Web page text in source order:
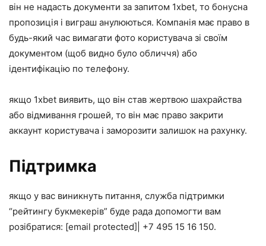
він не надасть документи за запитом 1xbet, то бонусна
пропозиція і виграш анулюються. Компанія має право в
будь-який час вимагати фото користувача зі своїм
документом (щоб видно було обличчя) або
ідентифікацію по телефону.
якщо 1xbet виявить, що він став жертвою шахрайства
або відмивання грошей, то він має право закрити
аккаунт користувача і заморозити залишок на рахунку.
Підтримка
якщо у вас виникнуть питання, служба підтримки
“рейтингу букмекерів” буде рада допомогти вам
розібратися: [email protected]| +7 495 15 16 150.